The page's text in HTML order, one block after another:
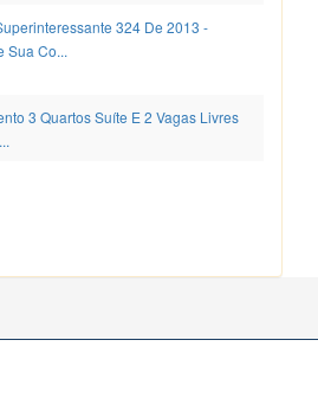
324 De 2013 -
Sua Co...
3 Quartos Suíte E 2 Vagas Livres